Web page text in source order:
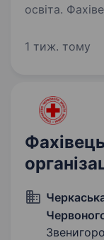
освіта. Фахівець з управління Надзвичайними
Червоного
1 тиж. тому